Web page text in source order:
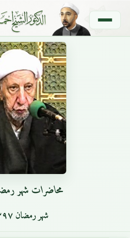
محاضرات شهر
شهر رمضان ١٣٩٧ هـ